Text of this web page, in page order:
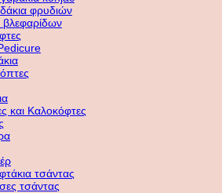
φρυδιών
βλεφαρίδων
και Καλοκόφτες
τσάντας
τσάντας